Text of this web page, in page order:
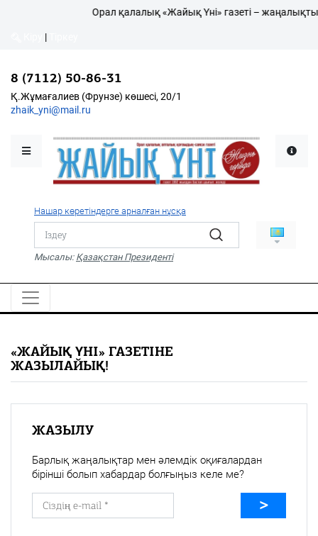
Қалалықтар қаперіне
Қоғам
Дені сау ұлт
Спорт
Жалын
PDF
«Жайық үні» — 33 жыл
Каталог
Қ.Жұмағалиев (Фрунзе)
Орал қалалық «Жайық Үні» газеті –
|
8 (7112) 50-86-31
Қ.Жұмағалиев (Фрунзе) көшесі, 20/1
zhaik_yni@mail.ru
Нашар көретіндерге арналған нұсқа
Мысалы: Қазақстан Президенті
«ЖАЙЫҚ ҮНІ» ГАЗЕТІНЕ
ЖАЗЫЛАЙЫҚ!
ЖАЗЫЛУ
Барлық жаңалықтар мен әлемдік оқиғалардан
бірінші болып хабардар болғыңыз келе ме?